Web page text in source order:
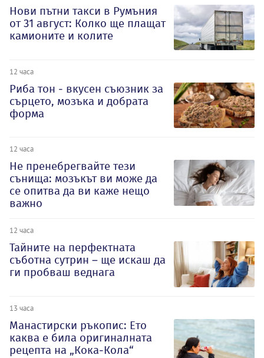
Нови пътни такси в Румъния
от 31 август: Колко ще плащат
камионите и колите
12 часа
Риба тон - вкусен съюзник за
сърцето, мозъка и добрата
форма
12 часа
Не пренебрегвайте тези
сънища: мозъкът ви може да
се опитва да ви каже нещо
важно
12 часа
Тайните на перфектната
съботна сутрин – ще искаш да
ги пробваш веднага
13 часа
Манастирски ръкопис: Ето
каква е била оригиналната
рецепта на „Кока-Кола“